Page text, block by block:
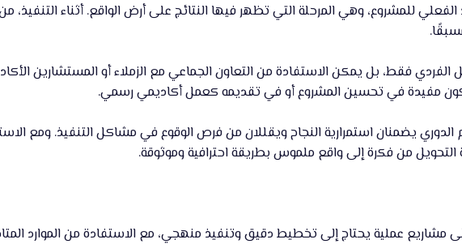
للمشروع، وهي المرحلة التي تظهر فيها النتائج على أرض الواقع. أثناء
الفردي فقط، بل يمكن الاستفادة من التعاون الجماعي مع الزملاء أو المستشارين
تكون مفيدة في تحسين المشروع أو في تقديمه كعمل أكاديمي رسمي.
الدوري يضمنان استمرارية النجاح ويقللان من فرص الوقوع في مشاكل التنفيذ. ومع
التحويل من فكرة إلى واقع ملموس بطريقة احترافية وموثوقة.
إلى مشاريع عملية يحتاج إلى تخطيط دقيق وتنفيذ منهجي، مع الاستفادة من الموارد